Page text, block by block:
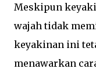
Meskipun
wajah tidak
keyakinan ini
menawarkan